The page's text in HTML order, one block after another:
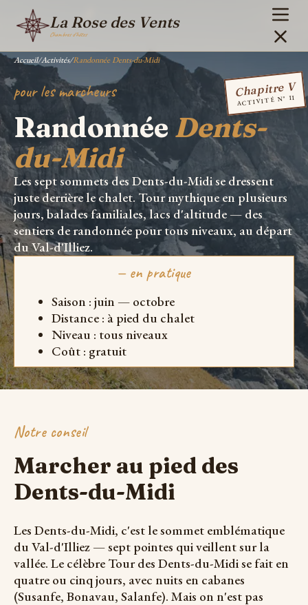
La Rose des Vents
Chambres d'hôtes
Chapitre V
ACTIVITÉ N° II
Accueil/Activités/Randonnée Dents-du-Midi
pour les marcheurs
Randonnée Dents-
du-Midi
Les sept sommets des Dents-du-Midi se dressent
juste derrière le chalet. Tour mythique en plusieurs
jours, balades familiales, lacs d'altitude — des
sentiers de randonnée pour tous niveaux, au départ
du Val-d'Illiez.
— en pratique
Saison : juin — octobre
Distance : à pied du chalet
Niveau : tous niveaux
Coût : gratuit
Notre conseil
Marcher au pied des
Dents-du-Midi
Les Dents-du-Midi, c'est le sommet emblématique
du Val-d'Illiez — sept pointes qui veillent sur la
vallée. Le célèbre Tour des Dents-du-Midi se fait en
quatre ou cinq jours, avec nuits en cabanes
(Susanfe, Bonavau, Salanfe). Mais on n'est pas